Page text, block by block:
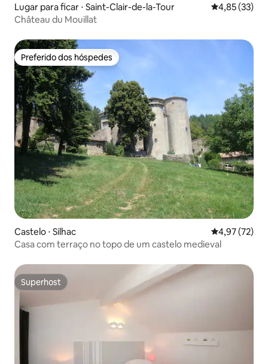
Lugar para ficar ⋅ Saint-Clair-de-la-Tour 4,85 de uma
4,85 (33)
Château du Mouillat
Preferido dos hóspedes
Preferido dos hóspedes
Castelo ⋅ Silhac 4,97 de uma
4,97 (72)
Casa com terraço no topo de um castelo medieval
Superhost
Superhost